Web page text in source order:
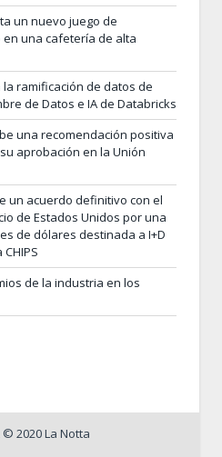
un nuevo juego de
una cafetería de alta
la ramificación de datos de
de Datos e IA de Databricks
una recomendación positiva
aprobación en la Unión
un acuerdo definitivo con el
de Estados Unidos por una
de dólares destinada a I+D
de la industria en los
2020 La Notta